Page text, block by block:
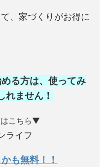
、家づくりがお得に
る方は、使ってみ
れません ！
こちら▼
ライフ
も無料！！